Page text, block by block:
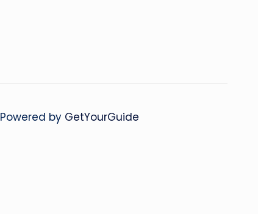
Powered by GetYourGuide